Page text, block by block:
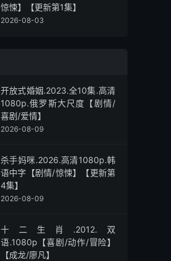
惊悚】【更新第1集】
2026-08-03
开放式婚姻.2023.全10集.高清
1080p.俄罗斯大尺度【剧情/
喜剧/爱情】
2026-08-09
杀手妈咪.2026.高清1080p.韩
语中字【剧情/惊悚】【更新第
4集】
2026-08-09
十二生肖.2012.双
语.1080p【喜剧/动作/冒险】
【成龙/廖凡】